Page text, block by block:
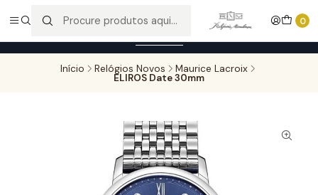
0
Entregas gratuitas para compras superiores a 100,00€ - Todas as
encomendas serão sujeitas a confirmação de stock.
Início Relógios Novos Maurice Lacroix
ELIROS Date 30mm